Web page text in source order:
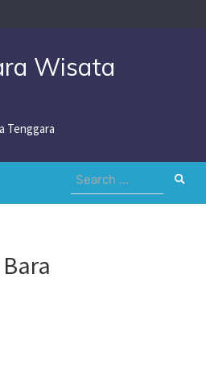
Wisata
Tenggara
Search
for: